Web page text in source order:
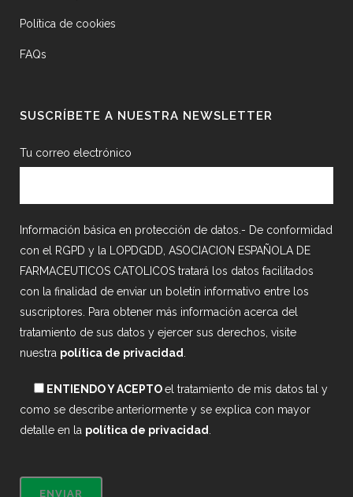
Política de cookies
FAQs
SUSCRÍBETE A NUESTRA NEWSLETTER
Tu correo electrónico
Información básica en protección de datos.- De conformidad
con el RGPD y la LOPDGDD, ASOCIACION ESPAÑOLA DE
FARMACEUTICOS CATOLICOS tratará los datos facilitados
con la finalidad de enviar un boletín informativo entre los
suscriptores. Para obtener más información acerca del
tratamiento de sus datos y ejercer sus derechos, visite
nuestra política de privacidad
ENTIENDO Y ACEPTOel tratamiento de mis datos tal y
como se describe anteriormente y se explica con mayor
detalle en la política de privacidad